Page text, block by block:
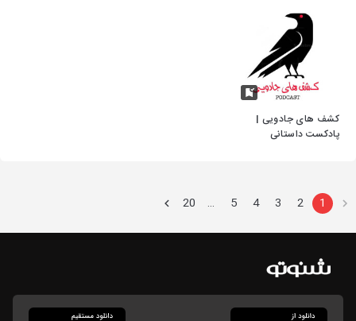
کشف های جادویی |
پادکست داستانی
1
2
3
4
5
…
20